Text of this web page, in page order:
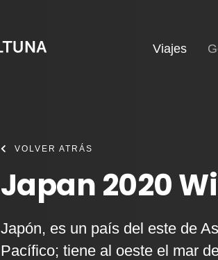
Viajes
VOLVER ATRÁS
Japan 2020
Japón, es un país del este de
Pacífico; tiene al oeste el mar